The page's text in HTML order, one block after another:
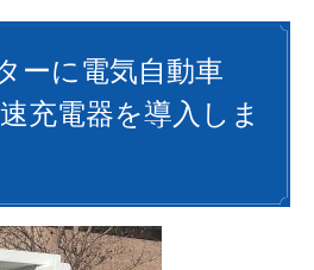
ーに電気自動車
充電器を導入しま